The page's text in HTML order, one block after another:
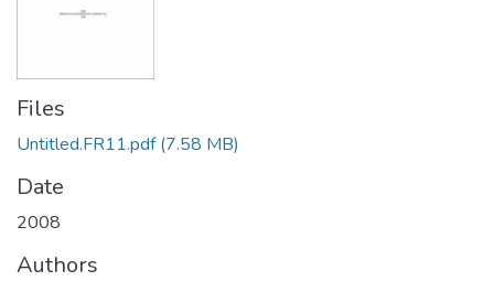
Files
Untitled.FR11.pdf(7.58 MB)
Date
2008
Authors